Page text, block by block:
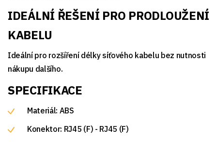
IDEÁLNÍ ŘEŠENÍ PRO PRODLOUŽENÍ
KABELU
Ideální pro rozšíření délky síťového kabelu bez nutnosti
nákupu dalšího.
SPECIFIKACE
Materiál: ABS
Konektor: RJ45 (F) - RJ45 (F)